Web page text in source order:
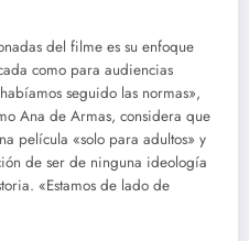
del filme es su enfoque
como para audiencias
seguido las normas»,
Ana de Armas, considera que
película «solo para adultos» y
de ser de ninguna ideología
«Estamos de lado de